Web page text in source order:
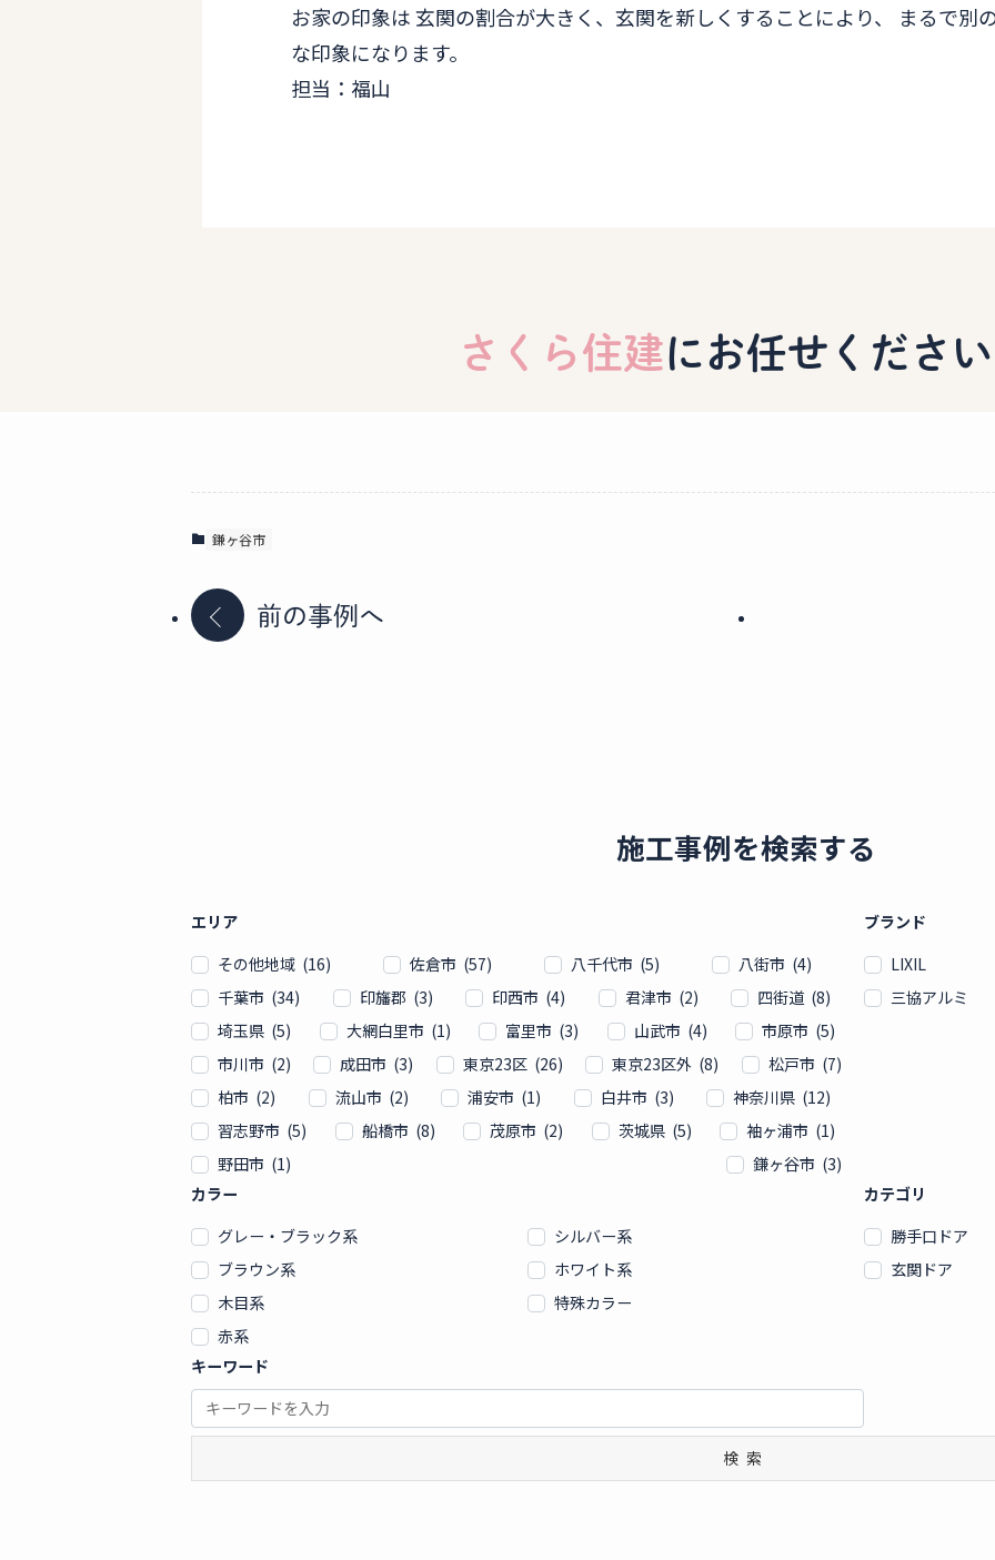
お家の印象は 玄関の割合が大きく、玄関を新しくすることにより、 まるで別
な印象になります。
担当：福山
さくら住建にお任せくださ
鎌ヶ谷市
前の事例へ
施工事例を検索する
エリア
その他地域 (16)
佐倉市 (57) 八千代市 (5)
八街市 (4)
千葉市 (34)
印旛郡 (3) 印西市 (4) 君津市 (2)
四街道 (8)
埼玉県 (5)
大網白里市 (1) 富里市 (3) 山武市 (4)
市原市 (5)
市川市 (2)
成田市 (3) 東京23区 (26) 東京23区外 (8)
松戸市 (7)
柏市 (2)
流山市 (2) 浦安市 (1) 白井市 (3)
神奈川県 (12)
習志野市 (5)
船橋市 (8) 茂原市 (2) 茨城県 (5)
袖ヶ浦市 (1)
野田市 (1)
鎌ヶ谷市 (3)
ブランド
LIXIL
三協アルミ
カラー
グレー・ブラック系
シルバー系
ブラウン系
ホワイト系
木目系
特殊カラー
赤系
カテゴリ
勝手口ドア
玄関ドア
キーワード
検索